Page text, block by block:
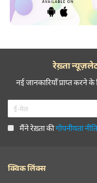
रेख़्ता
नई जानकारियाँ प्राप्त करने
मैंने रेख़्ता कीगोपनीयता नीति
क्विक लिंक्स